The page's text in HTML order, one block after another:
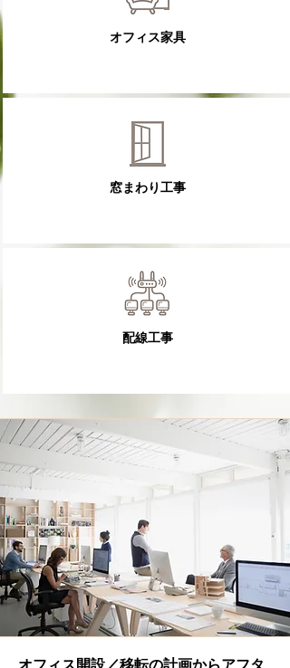
オフィス家具
窓まわり工事
配線工事